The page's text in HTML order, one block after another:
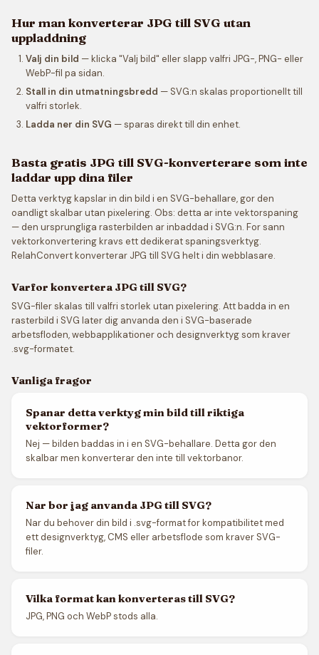
Hur man konverterar JPG till SVG utan
uppladdning
Valj din bild — klicka "Valj bild" eller slapp valfri JPG-, PNG- eller
WebP-fil pa sidan.
Stall in din utmatningsbredd — SVG:n skalas proportionellt till
valfri storlek.
Ladda ner din SVG — sparas direkt till din enhet.
Basta gratis JPG till SVG-konverterare som inte
laddar upp dina filer
Detta verktyg kapslar in din bild i en SVG-behallare, gor den
oandligt skalbar utan pixelering. Obs: detta ar inte vektorspaning
— den ursprungliga rasterbilden ar inbaddad i SVG:n. For sann
vektorkonvertering kravs ett dedikerat spaningsverktyg.
RelahConvert konverterar JPG till SVG helt i din webblasare.
Varfor konvertera JPG till SVG?
SVG-filer skalas till valfri storlek utan pixelering. Att badda in en
rasterbild i SVG later dig anvanda den i SVG-baserade
arbetsfloden, webbapplikationer och designverktyg som kraver
.svg-formatet.
Vanliga fragor
Spanar detta verktyg min bild till riktiga
vektorformer?
Nej — bilden baddas in i en SVG-behallare. Detta gor den
skalbar men konverterar den inte till vektorbanor.
Nar bor jag anvanda JPG till SVG?
Nar du behover din bild i .svg-format for kompatibilitet med
ett designverktyg, CMS eller arbetsflode som kraver SVG-
filer.
Vilka format kan konverteras till SVG?
JPG, PNG och WebP stods alla.